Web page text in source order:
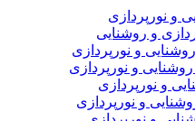
و نورپردازی
و روشنایی
و نورپردازی
روشنایی و نورپردازی
و نورپردازی
و نورپردازی